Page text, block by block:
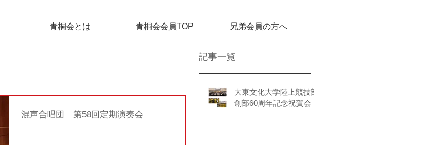
青桐会とは 青桐会会員TOP 兄弟会員の方へ
記事一覧
混声合唱団 第58回定期演奏会
大東文化大学陸上競技部
創部60周年記念祝賀会